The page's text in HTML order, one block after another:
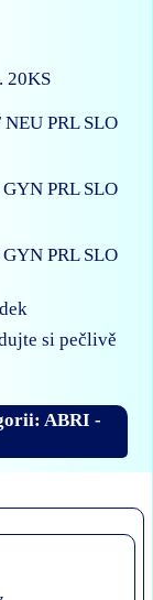
20KS
NEUPRL SLO
GYNPRL SLO
GYNPRL SLO
si pečlivě
ABRI -